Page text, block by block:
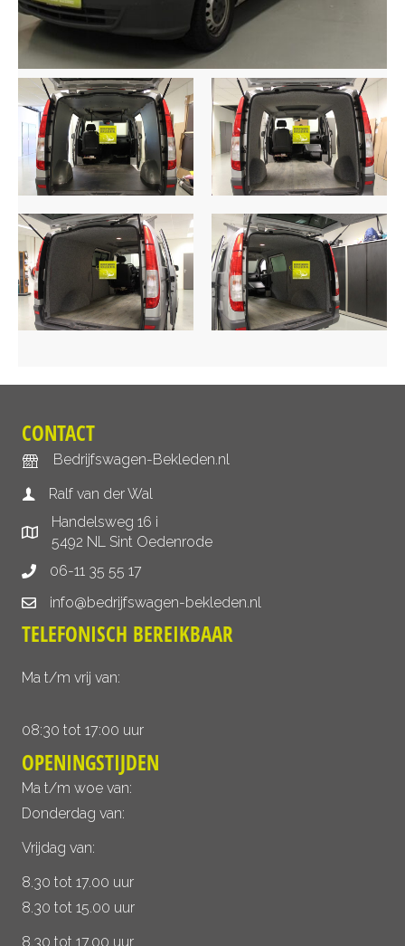
CONTACT
Bedrijfswagen-Bekleden.nl
Ralf van der Wal
Handelsweg 16 i
5492 NL Sint Oedenrode
06-11 35 55 17
info@bedrijfswagen-bekleden.nl
TELEFONISCH BEREIKBAAR
Ma t/m vrij van:
08:30 tot 17:00 uur
OPENINGSTIJDEN
Ma t/m woe van:
Donderdag van:
Vrijdag van:
8.30 tot 17.00 uur
8.30 tot 15.00 uur
8.30 tot 17.00 uur